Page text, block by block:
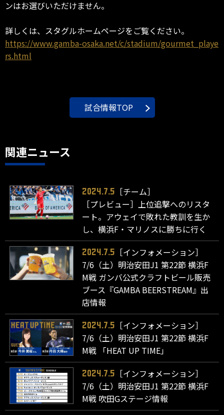
ンはお選びいただけません。
詳しくは、スタグルホームページをご覧ください。
https://www.gamba-osaka.net/c/stadium/gourmet_playe
rs.html
試合情報TOP
関連ニュース
2024.7.5
［チーム］
［プレビュー］上位追撃へのリスタ
ート。アウェイで敗れた教訓を生か
し、横浜F・マリノスに勝ちに行く
2024.7.5
［インフォメーション］
7/6（土）明治安田J1 第22節 横浜F
M戦 ガンバ公式クラフトビール販売
ブース『GAMBA BEERSTREAM』出
店情報
2024.7.5
［インフォメーション］
7/6（土）明治安田J1 第22節 横浜F
M戦 「HEAT UP TIME」
2024.7.5
［インフォメーション］
7/6（土）明治安田J1 第22節 横浜F
M戦 吹田Gステージ情報